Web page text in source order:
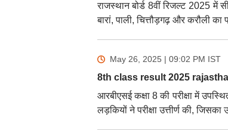
राजस्थान बोर्ड 8वीं रिजल्ट 2025 में
बारां, पाली, चित्तौड़गढ़ और करौली का
May 26, 2025 | 09:02 PM IST
8th class result 2025
आरबीएसई कक्षा 8 की परीक्षा में
लड़कियों ने परीक्षा उत्तीर्ण की, जिसका